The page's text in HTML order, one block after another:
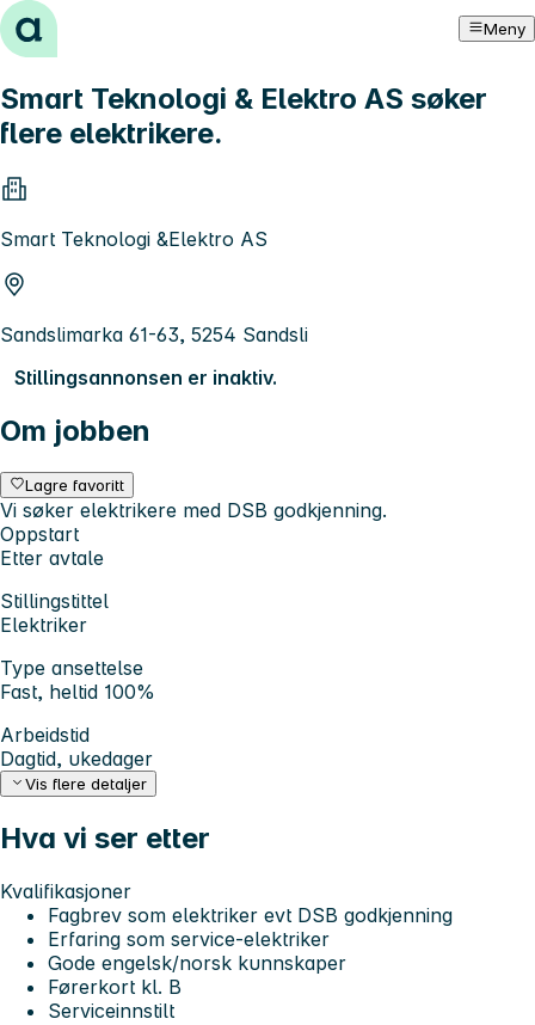
Hopp til innhold Meny
Smart Teknologi & Elektro AS søker
flere elektrikere.
Smart Teknologi &Elektro AS
Sandslimarka 61-63, 5254 Sandsli
Stillingsannonsen er inaktiv.
Om jobben
Lagre favoritt
Vi søker elektrikere med DSB godkjenning.
Oppstart
Etter avtale
Stillingstittel
Elektriker
Type ansettelse
Fast, heltid 100%
Arbeidstid
Dagtid, ukedager
Vis flere detaljer
Hva vi ser etter
Kvalifikasjoner
Fagbrev som elektriker evt DSB godkjenning
Erfaring som service-elektriker
Gode engelsk/norsk kunnskaper
Førerkort kl. B
Serviceinnstilt